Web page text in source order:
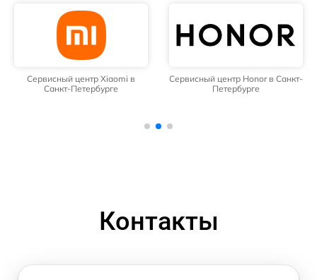
Сервисный центр Xiaomi в
Санкт-Петербурге
Сервисный центр Honor в Санкт-
Петербурге
Контакты